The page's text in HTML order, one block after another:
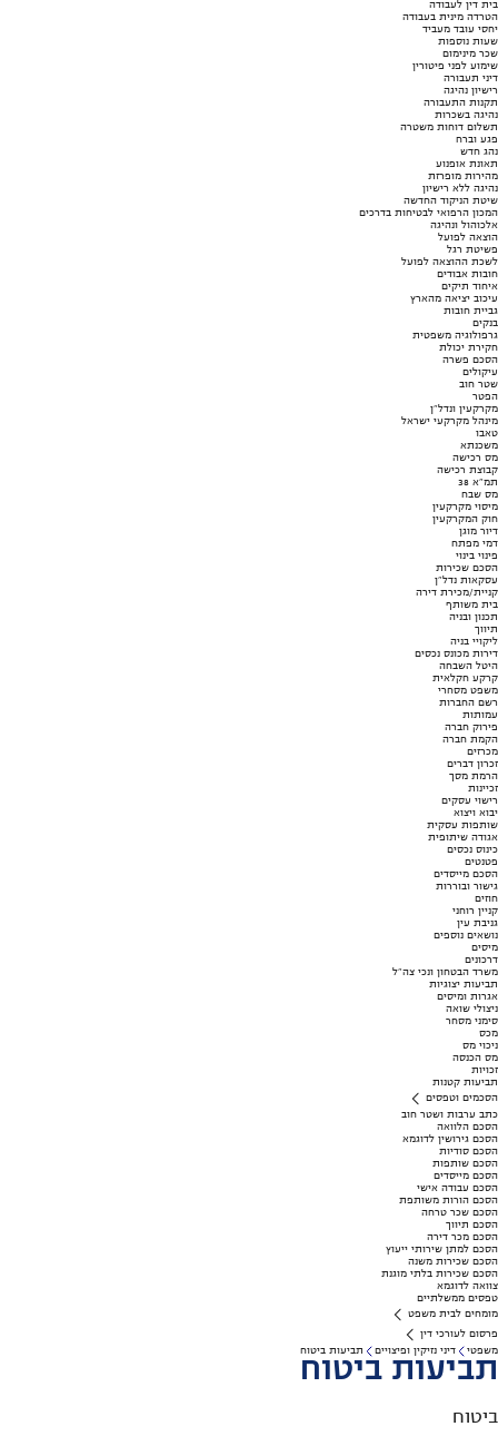
בית דין לעבודה
הטרדה מינית בעבודה
יחסי עובד מעביד
שעות נוספות
שכר מינימום
שימוע לפני פיטורין
דיני תעבורה
רישיון נהיגה
תקנות התעבורה
נהיגה בשכרות
תשלום דוחות משטרה
פגע וברח
נהג חדש
תאונת אופנוע
מהירות מופרזת
נהיגה ללא רישיון
שיטת הניקוד החדשה
המכון הרפואי לבטיחות בדרכים
אלכוהול ונהיגה
הוצאה לפועל
פשיטת רגל
לשכת ההוצאה לפועל
חובות אבודים
איחוד תיקים
עיכוב יציאה מהארץ
גביית חובות
בנקים
גרפולוגיה משפטית
חקירת יכולת
הסכם פשרה
עיקולים
שטר חוב
הפטר
מקרקעין ונדל"ן
מינהל מקרקעי ישראל
טאבו
משכנתא
מס רכישה
קבוצת רכישה
תמ"א 38
מס שבח
מיסוי מקרקעין
חוק המקרקעין
דיור מוגן
דמי מפתח
פינוי בינוי
הסכם שכירות
עסקאות נדל"ן
קניית/מכירת דירה
בית משותף
תכנון ובניה
תיווך
ליקויי בניה
דירות מכונס נכסים
היטל השבחה
קרקע חקלאית
משפט מסחרי
רשם החברות
עמותות
פירוק חברה
הקמת חברה
מכרזים
זכרון דברים
הרמת מסך
זכיינות
רישוי עסקים
יבוא ויצוא
שותפות עסקית
אגודה שיתופית
כינוס נכסים
פטנטים
הסכם מייסדים
גישור ובוררות
חוזים
קניין רוחני
גניבת עין
נושאים נוספים
מיסים
דרכונים
משרד הבטחון ונכי צה"ל
תביעות יצוגיות
אגרות ומיסים
ניצולי שואה
סימני מסחר
מכס
ניכוי מס
מס הכנסה
זכויות
תביעות קטנות
הסכמים וטפסים
כתב ערבות ושטר חוב
הסכם הלוואה
הסכם גירושין לדוגמא
הסכם סודיות
הסכם שותפות
הסכם מייסדים
הסכם עבודה אישי
הסכם הורות משותפת
הסכם שכר טרחה
הסכם תיווך
הסכם מכר דירה
הסכם למתן שירותי ייעוץ
הסכם שכירות משנה
הסכם שכירות בלתי מוגנת
צוואה לדוגמא
טפסים ממשלתיים
מומחים לבית משפט
פרסום לעורכי דין
משפטי
דיני נזיקין ופיצויים תביעות ביטוח
תביעות ביטוח
ביטוח